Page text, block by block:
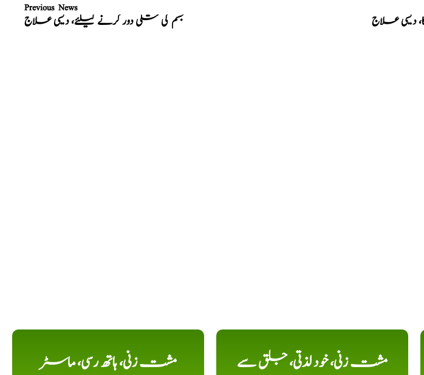
Previous News
جسم کی خشکی دور کرنے کیلئے، دیسی علاج دیسی علاج
مشت زنی، ہاتھ رسی، ماسٹر
مشت زنی، خود لذتی، جلق سے